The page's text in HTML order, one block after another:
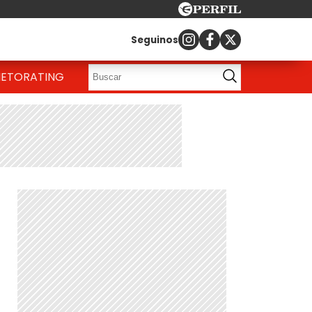
Seguinos
RATING